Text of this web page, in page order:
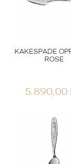
KAKESPADE
ROSE
5.890,00